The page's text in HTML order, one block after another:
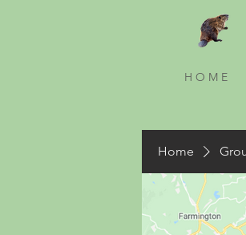
H O M E
Home